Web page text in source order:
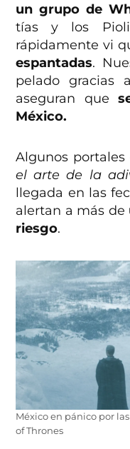
un grupo de
tías y los
rápidamente vi
espantadas.
pelado gracias
aseguran que
México.
Algunos portales
el arte de la
llegada en las
alertan a más de
riesgo.
México en pánico por
of Thrones